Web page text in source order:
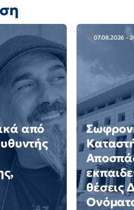
από
07.08.2026 -
θέσεις